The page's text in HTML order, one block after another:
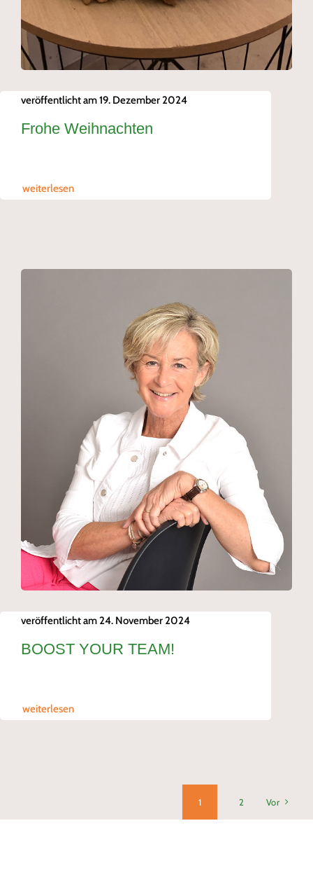
veröffentlicht am 19. Dezember 2024
Frohe Weihnachten
weiterlesen
veröffentlicht am 24. November 2024
BOOST YOUR TEAM!
weiterlesen
1 2 Vor